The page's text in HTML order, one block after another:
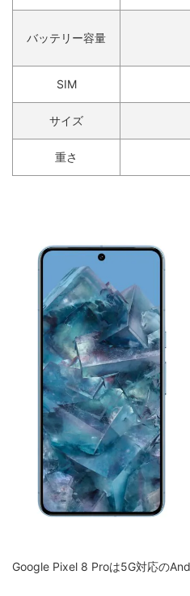
バッテリー容量
SIM
サイズ
重さ
Google Pixel 8 Proは5G対応の